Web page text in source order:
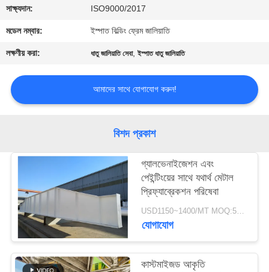
গুণমান
নিয়ন্ত্রণ
সাথে
যোগাযোগ
মামলা
সাইট
ম্যাপ
সাক্ষ্যদান: ISO9000/2017
মডেল নম্বার: ইস্পাত বিল্ডিং ফ্রেম জালিয়াতি
লক্ষণীয় করা: ধাতু জালিয়াতি সেবা,ইস্পাত ধাতু জালিয়াতি
আমাদের সাথে যোগাযোগ করুন!
বিশদ প্রকাশ
গ্যালভেনাইজেশন এবং
পেইন্টিংয়ের সাথে যথার্থ মেটাল
প্রিফ্যাব্রেকশন পরিষেবা
USD1150~1400/MT MOQ:50 এমটি
যোগাযোগ
কাস্টমাইজড আকৃতি